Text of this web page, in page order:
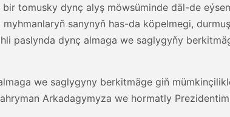
tomusky dynç alyş möwsüminde däl-de
sanynyň has-da köpelmegi,
paslynda dynç almaga we saglygyňy
we saglygyny berkitmäge giň
Arkadagymyza we hormatly